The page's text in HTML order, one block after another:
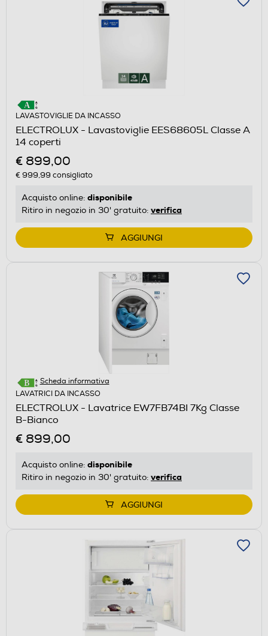
LAVASTOVIGLIE DA INCASSO
ELECTROLUX - Lavastoviglie EES68605L Classe A
14 coperti
€ 899,00
€ 999,99 consigliato
Acquisto online: disponibile
Ritiro in negozio in 30' gratuito: verifica
AGGIUNGI
Scheda informativa
LAVATRICI DA INCASSO
ELECTROLUX - Lavatrice EW7FB74BI 7Kg Classe
B-Bianco
€ 899,00
Acquisto online: disponibile
Ritiro in negozio in 30' gratuito: verifica
AGGIUNGI